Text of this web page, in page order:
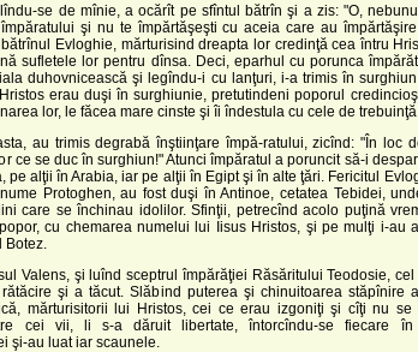
se de mînie, a ocărît pe sfîntul bătrîn şi a zis: "O,
şi nu te împărtăşeşti cu aceia care au
Evloghie, mărturisind dreapta lor credinţă cea întru
sufletele lor pentru dînsa. Deci, eparhul cu porunca
duhovnicească şi legîndu-i cu lanţuri, i-a trimis în
erau duşi în surghiunie, pretutindeni poporul
lor, le făcea mare cinste şi îi îndestula cu cele de trebuinţă.
au trimis degrabă înştiinţare împă-ratului, zicînd: "În loc
ce se duc în surghiun!" Atunci împăratul a poruncit să-i
pe alţii în Arabia, iar pe alţii în Egipt şi în alte ţări. Fericitul
Protoghen, au fost duşi în Antinoe, cetatea Tebidei,
care se închinau idolilor. Sfinţii, petrecînd acolo puţină
cu chemarea numelui lui Iisus Hristos, şi pe mulţi i-au
Valens, şi luînd sceptrul împărăţiei Răsăritului Teodosie, cel
şi a tăcut. Slăbind puterea şi chinuitoarea stăpînire
mărturisitorii lui Hristos, cei ce erau izgoniţi şi cîţi nu se
cei vii, li s-a dăruit libertate, întorcîndu-se fiecare
şi-au luat iar scaunele.